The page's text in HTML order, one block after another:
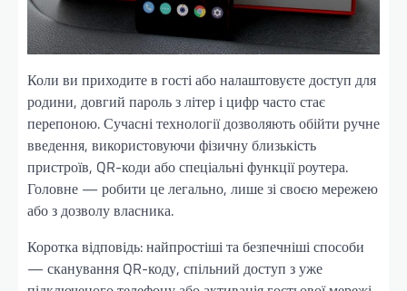
Коли ви приходите в гості або налаштовуєте доступ для
родини, довгий пароль з літер і цифр часто стає
перепоною. Сучасні технології дозволяють обійти ручне
введення, використовуючи фізичну близькість
пристроїв, QR-коди або спеціальні функції роутера.
Головне — робити це легально, лише зі своєю мережею
або з дозволу власника.
Коротка відповідь: найпростіші та безпечніші способи
— сканування QR-коду, спільний доступ з уже